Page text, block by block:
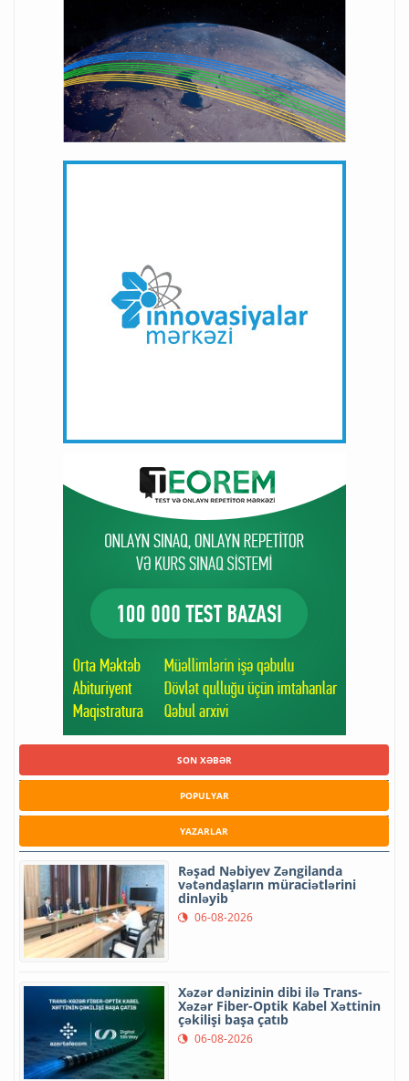
SON XƏBƏR
POPULYAR
YAZARLAR
Rəşad Nəbiyev Zəngilanda
vətəndaşların müraciətlərini
dinləyib
06-08-2026
Xəzər dənizinin dibi ilə Trans-
Xəzər Fiber-Optik Kabel Xəttinin
çəkilişi başa çatıb
06-08-2026